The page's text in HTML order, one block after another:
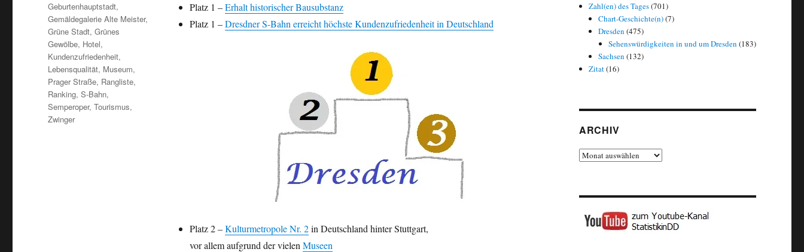
Platz 1 –Erhalt historischer Bausubstanz
Platz 1 –Dresdner S-Bahn erreicht höchste Kundenzufriedenheit in Deutschland
Platz 2 –Kulturmetropole Nr. 2in Deutschland hinter Stuttgart,
vor allem aufgrund der vielen Museen
Geburtenhauptstadt,
Gemäldegalerie Alte Meister,
Grüne Stadt,Grünes
Gewölbe, Hotel,
Kundenzufriedenheit,
Lebensqualität, Museum,
Prager Straße, Rangliste,
Ranking,S-Bahn,
Semperoper,Tourismus,
Zwinger
Zahl(en) des Tages(701)
Chart-Geschichte(n)(7)
Dresden (475)
Sehenswürdigkeiten in und um Dresden (183)
Sachsen (132)
Zitat(16)
ARCHIV
Archiv